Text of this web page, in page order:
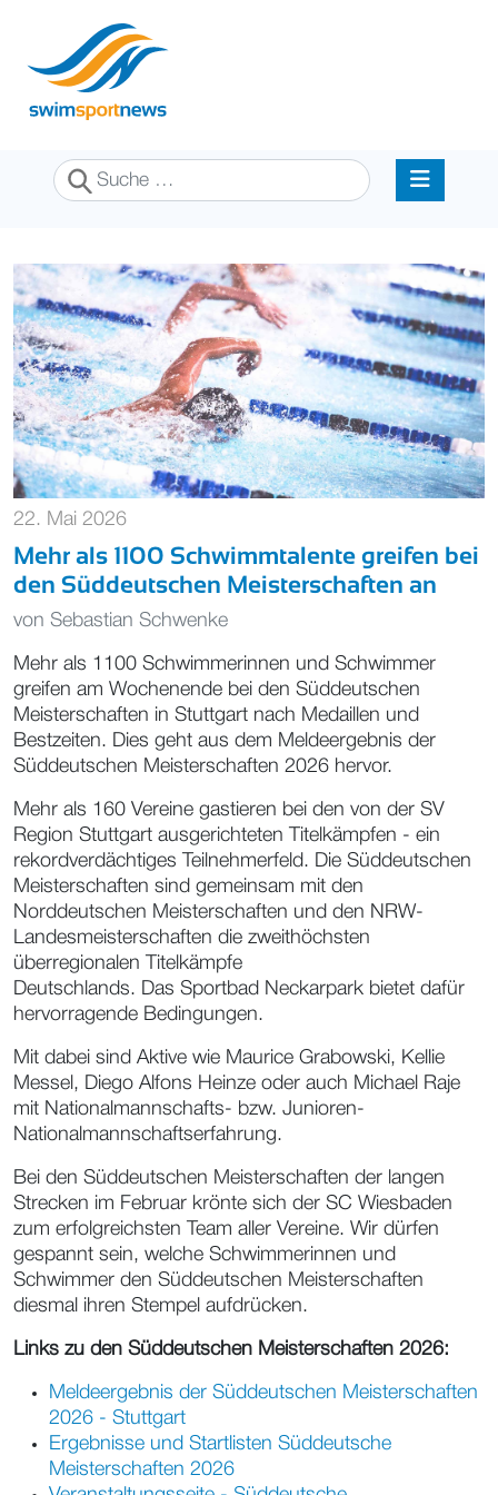
Suchen
22. Mai 2026
Mehr als 1100 Schwimmtalente greifen bei
den Süddeutschen Meisterschaften an
von Sebastian Schwenke
Mehr als 1100 Schwimmerinnen und Schwimmer
greifen am Wochenende bei den Süddeutschen
Meisterschaften in Stuttgart nach Medaillen und
Bestzeiten. Dies geht aus dem Meldeergebnis der
Süddeutschen Meisterschaften 2026 hervor.
Mehr als 160 Vereine gastieren bei den von der SV
Region Stuttgart ausgerichteten Titelkämpfen - ein
rekordverdächtiges Teilnehmerfeld. Die Süddeutschen
Meisterschaften sind gemeinsam mit den
Norddeutschen Meisterschaften und den NRW-
Landesmeisterschaften die zweithöchsten
überregionalen Titelkämpfe
Deutschlands. Das Sportbad Neckarpark bietet dafür
hervorragende Bedingungen.
Mit dabei sind Aktive wie Maurice Grabowski, Kellie
Messel, Diego Alfons Heinze oder auch Michael Raje
mit Nationalmannschafts- bzw. Junioren-
Nationalmannschaftserfahrung.
Bei den Süddeutschen Meisterschaften der langen
Strecken im Februar krönte sich der SC Wiesbaden
zum erfolgreichsten Team aller Vereine. Wir dürfen
gespannt sein, welche Schwimmerinnen und
Schwimmer den Süddeutschen Meisterschaften
diesmal ihren Stempel aufdrücken.
Links zu den Süddeutschen Meisterschaften 2026:
Meldeergebnis der Süddeutschen Meisterschaften
2026 - Stuttgart
Ergebnisse und Startlisten Süddeutsche
Meisterschaften 2026